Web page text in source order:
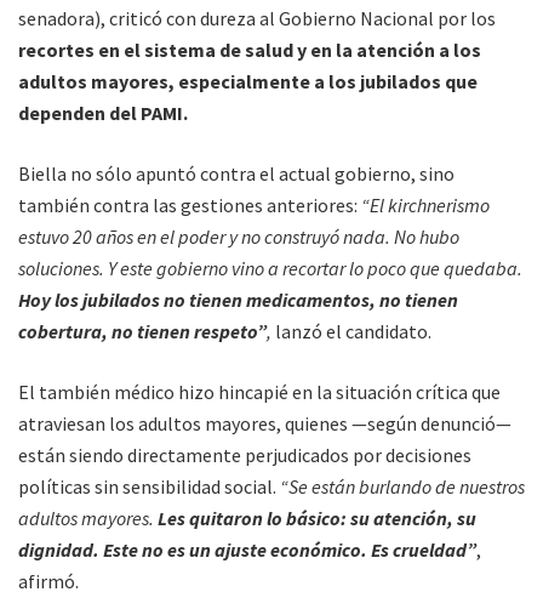
senadora), criticó con dureza al Gobierno Nacional por los
recortes en el sistema de salud y en la atención a los
adultos mayores, especialmente a los jubilados que
dependen del PAMI.
Biella no sólo apuntó contra el actual gobierno, sino
también contra las gestiones anteriores: “El kirchnerismo
estuvo 20 años en el poder y no construyó nada. No hubo
soluciones. Y este gobierno vino a recortar lo poco que quedaba.
Hoy los jubilados no tienen medicamentos, no tienen
cobertura, no tienen respeto”, lanzó el candidato.
El también médico hizo hincapié en la situación crítica que
atraviesan los adultos mayores, quienes —según denunció—
están siendo directamente perjudicados por decisiones
políticas sin sensibilidad social. “Se están burlando de nuestros
adultos mayores. Les quitaron lo básico: su atención, su
dignidad. Este no es un ajuste económico. Es crueldad”,
afirmó.